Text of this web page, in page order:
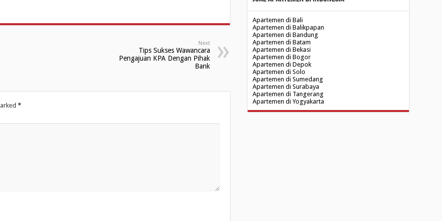
Next
Tips Sukses Wawancara
Pengajuan KPA Dengan Pihak
Bank
*
Apartemen di Bali
Apartemen di Balikpapan
Apartemen di Bandung
Apartemen di Batam
Apartemen di Bekasi
Apartemen di Bogor
Apartemen di Depok
Apartemen di Solo
Apartemen di Sumedang
Apartemen di Surabaya
Apartemen di Tangerang
Apartemen di Yogyakarta